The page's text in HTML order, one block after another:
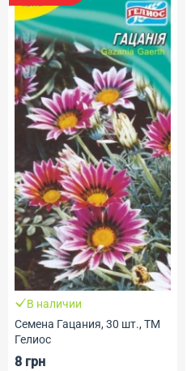
В наличии
Семена Гацания, 30 шт., ТМ
Гелиос
8 грн